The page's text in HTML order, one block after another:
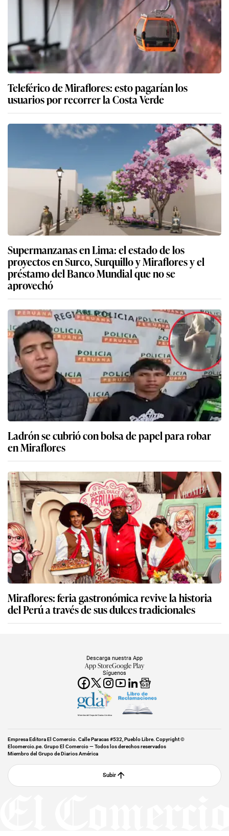
Teleférico de Miraflores: esto pagarían los
usuarios por recorrer la Costa Verde
Supermanzanas en Lima: el estado de los
proyectos en Surco, Surquillo y Miraflores y el
préstamo del Banco Mundial que no se
aprovechó
Ladrón se cubrió con bolsa de papel para robar
en Miraflores
Miraflores: feria gastronómica revive la historia
del Perú a través de sus dulces tradicionales
Síguenos
Descarga nuestra App
App StoreGoogle Play
Miembro del Grupo de Diarios América
Empresa Editora El Comercio. Calle Paracas #532, Pueblo Libre. Copyright ©
Elcomercio.pe. Grupo El Comercio — Todos los derechos reservados
Miembro del Grupo de Diarios América
Subir